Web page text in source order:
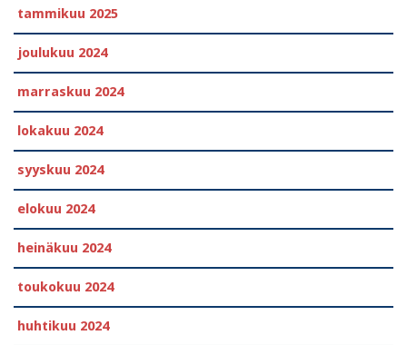
tammikuu 2025
joulukuu 2024
marraskuu 2024
lokakuu 2024
syyskuu 2024
elokuu 2024
heinäkuu 2024
toukokuu 2024
huhtikuu 2024